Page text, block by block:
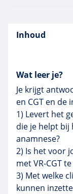
Inhoud
Wat leer je?
Je krijgt
en CGT en de
1) Levert het
die je helpt bij
anamnese?
2) Is het voor
met VR-CGT
3) Met welke
kunnen